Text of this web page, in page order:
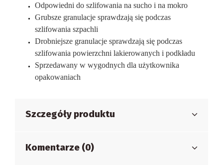
Odpowiedni do szlifowania na sucho i na mokro
Grubsze granulacje sprawdzają się podczas
szlifowania szpachli
Drobniejsze granulacje sprawdzają się podczas
szlifowania powierzchni lakierowanych i podkładu
Sprzedawany w wygodnych dla użytkownika
opakowaniach
Szczegóły produktu
Komentarze (0)